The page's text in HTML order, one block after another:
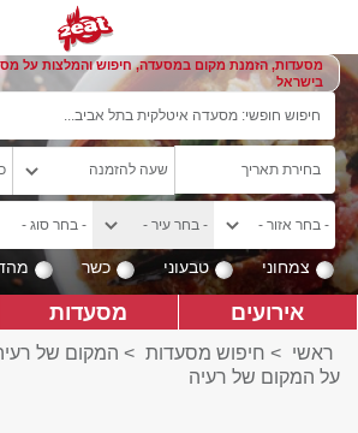
מסעדות, הזמנת מקום במסעדה, חיפוש והמלצות על
בישראל
צמחוני טבעוני כשר
אירועים מסעדות
ראשי > חיפוש מסעדות > המקום של
על המקום של רעיה